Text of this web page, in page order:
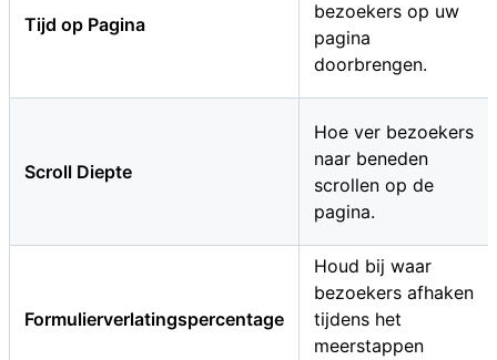
Tijd op Pagina
bezoekers op uw
pagina
doorbrengen.
Scroll Diepte
Hoe ver bezoekers
naar beneden
scrollen op de
pagina.
Formulierverlatingspercentage
Houd bij waar
bezoekers afhaken
tijdens het
meerstappen